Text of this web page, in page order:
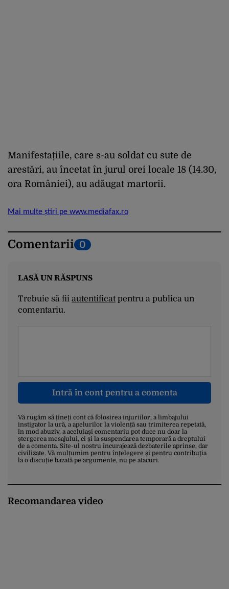
Manifestațiile, care s-au soldat cu sute de
arestări, au încetat în jurul orei locale 18 (14.30,
ora României), au adăugat martorii.
Mai multe știri pe www.mediafax.ro
Comentarii 0
LASĂ UN RĂSPUNS
Trebuie să fii autentificatpentru a publica un
comentariu.
Intră în cont pentru a comenta
Vă rugăm să țineți cont că folosirea injuriilor, a limbajului
instigator la ură, a apelurilor la violență sau trimiterea repetată,
în mod abuziv, a aceluiași comentariu pot duce nu doar la
ștergerea mesajului, ci și la suspendarea temporară a dreptului
de a comenta. Site-ul nostru încurajează dezbaterile aprinse, dar
civilizate. Vă mulțumim pentru înțelegere și pentru contribuția
la o discuție bazată pe argumente, nu pe atacuri.
Recomandarea video